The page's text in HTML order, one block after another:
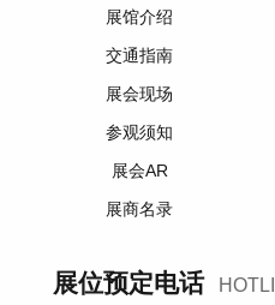
展馆介绍
交通指南
展会现场
参观须知
展会AR
展商名录
展位预定电话